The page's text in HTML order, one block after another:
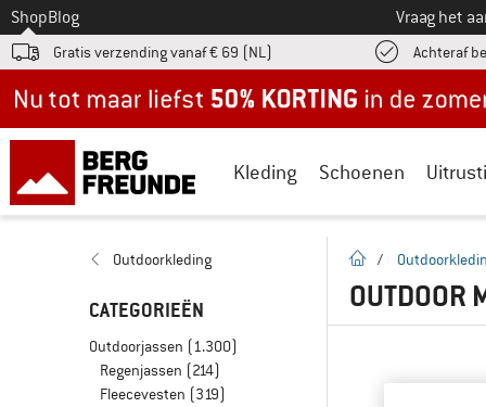
Naar
ShopBlog Vraag het
Gratis verzending vanaf € 69 (NL) Achteraf
Kleding Schoenen
Outdoorkleding
CATEGORIEËN
Outdoorjassen (1.300)
Regenjassen (214)
Fleecevesten (319)
Startpagina
/
OUTDOOR